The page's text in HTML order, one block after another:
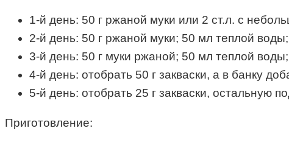
1-й день: 50 г ржаной муки или 2 ст.л. с
2-й день: 50 г ржаной муки; 50 мл теплой воды;
3-й день: 50 г муки ржаной; 50 мл теплой воды;
4-й день: отобрать 50 г закваски, а в банку
5-й день: отобрать 25 г закваски, остальную
Приготовление: